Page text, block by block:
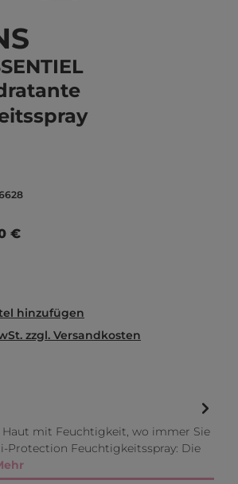
€
hinzufügen
zzgl. Versandkosten
Haut mit Feuchtigkeit, wo immer Sie
Protection Feuchtigkeitsspray: Die